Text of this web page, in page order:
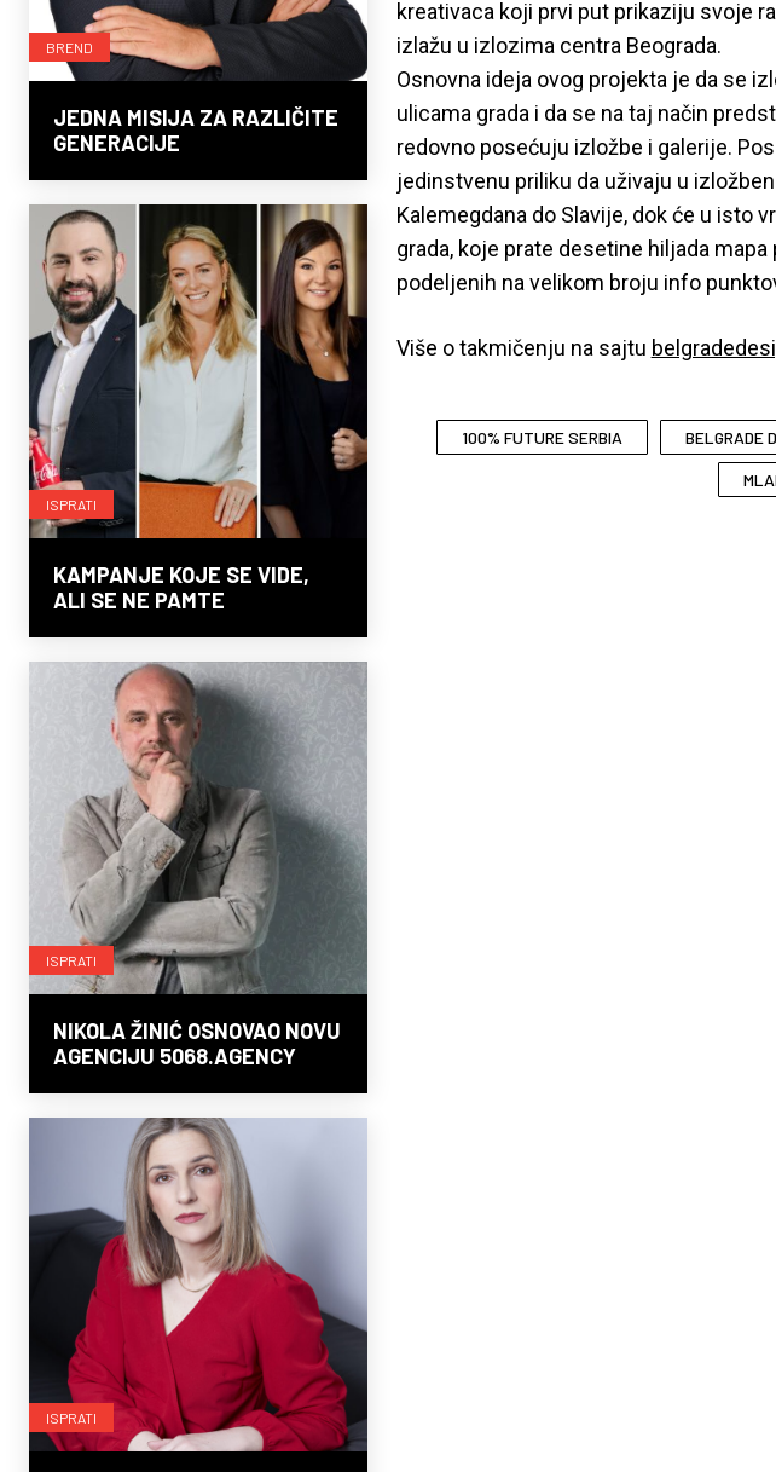
BREND
JEDNA MISIJA ZA RAZLIČITE
GENERACIJE
ISPRATI
KAMPANJE KOJE SE VIDE,
ALI SE NE PAMTE
ISPRATI
NIKOLA ŽINIĆ OSNOVAO NOVU
AGENCIJU 5068.AGENCY
ISPRATI
kreativaca koji prvi put prikaziju svoje
izlažu u izlozima centra Beograda.
Osnovna ideja ovog projekta je da se
ulicama grada i da se na taj način
redovno posećuju izložbe i galerije.
jedinstvenu priliku da uživaju u
Kalemegdana do Slavije, dok će u isto
grada, koje prate desetine hiljada
podeljenih na velikom broju info
Više o takmičenju na sajtu
100% FUTURE SERBIA BELGRADE